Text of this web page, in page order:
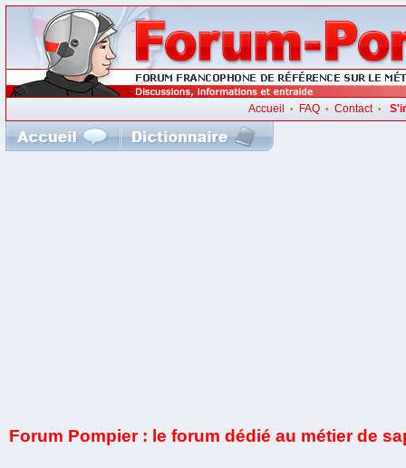
Accueil • FAQ• Contact•
Forum Pompier : le forum dédié au métier de